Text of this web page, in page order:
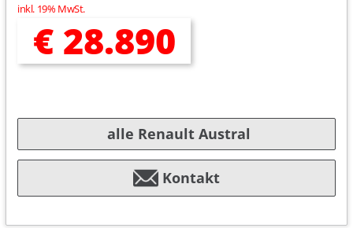
inkl. 19% MwSt.
€ 28.890
alle Renault Austral
Kontakt